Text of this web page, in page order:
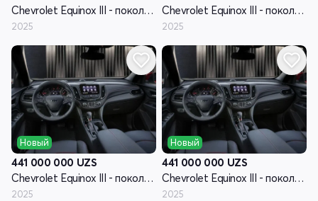
Chevrolet Equinox III - поколение рестайлинг
2025
Chevrolet Equinox III - поколение рестайлинг
2025
Новый
441 000 000 UZS
Chevrolet Equinox III - поколение рестайлинг
2025
Новый
441 000 000 UZS
Chevrolet Equinox III - поколение рестайлинг
2025